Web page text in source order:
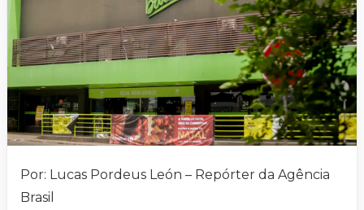
Por: Lucas Pordeus León – Repórter da Agência
Brasil